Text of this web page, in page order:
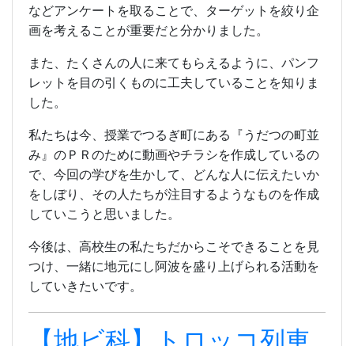
などアンケートを取ることで、ターゲットを絞り企
画を考えることが重要だと分かりました。
また、たくさんの人に来てもらえるように、パンフ
レットを目の引くものに工夫していることを知りま
した。
私たちは今、授業でつるぎ町にある『うだつの町並
み』のＰＲのために動画やチラシを作成しているの
で、今回の学びを生かして、どんな人に伝えたいか
をしぼり、その人たちが注目するようなものを作成
していこうと思いました。
今後は、高校生の私たちだからこそできることを見
つけ、一緒に地元にし阿波を盛り上げられる活動を
していきたいです。